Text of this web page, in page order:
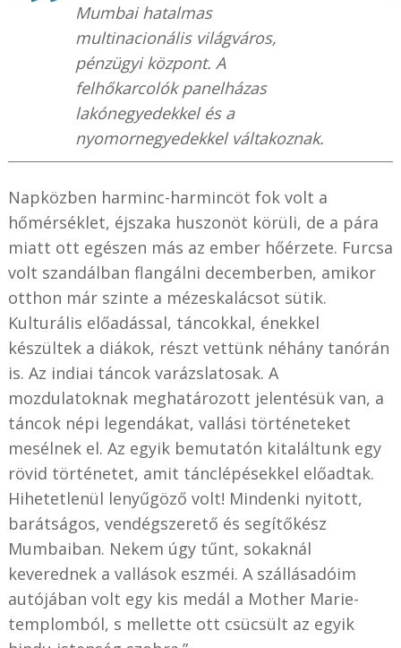
Mumbai hatalmas
multinacionális világváros,
pénzügyi központ. A
felhőkarcolók panelházas
lakónegyedekkel és a
nyomornegyedekkel váltakoznak.
Napközben harminc-harmincöt fok volt a
hőmérséklet, éjszaka huszonöt körüli, de a pára
miatt ott egészen más az ember hőérzete. Furcsa
volt szandálban flangálni decemberben, amikor
otthon már szinte a mézeskalácsot sütik.
Kulturális előadással, táncokkal, énekkel
készültek a diákok, részt vettünk néhány tanórán
is. Az indiai táncok varázslatosak. A
mozdulatoknak meghatározott jelentésük van, a
táncok népi legendákat, vallási történeteket
mesélnek el. Az egyik bemutatón kitaláltunk egy
rövid történetet, amit tánclépésekkel előadtak.
Hihetetlenül lenyűgöző volt! Mindenki nyitott,
barátságos, vendégszerető és segítőkész
Mumbaiban. Nekem úgy tűnt, sokaknál
keverednek a vallások eszméi. A szállásadóim
autójában volt egy kis medál a Mother Marie-
templomból, s mellette ott csücsült az egyik